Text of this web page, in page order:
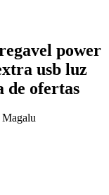
power
usb luz
de ofertas
Magalu